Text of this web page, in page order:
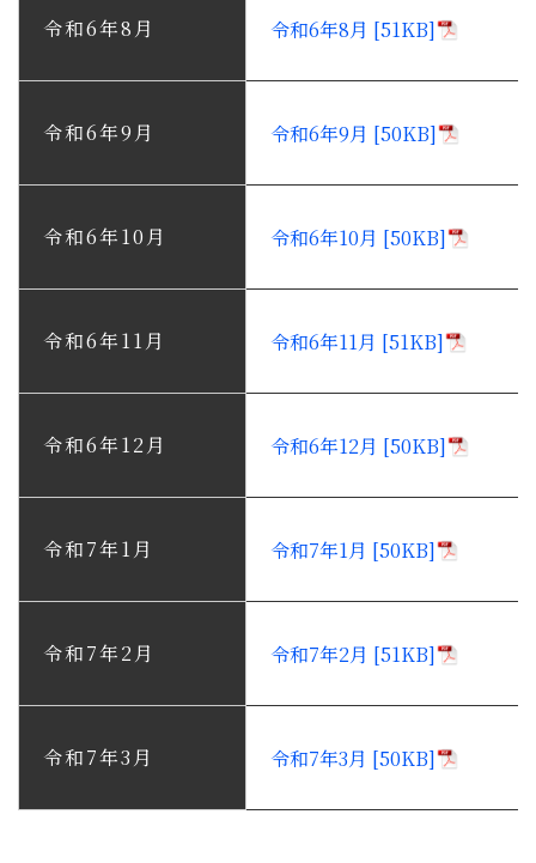
令和6年8月 令和6年8月 [51KB]
令和6年9月 令和6年9月 [50KB]
令和6年10月 令和6年10月 [50KB]
令和6年11月 令和6年11月 [51KB]
令和6年12月 令和6年12月 [50KB]
令和7年1月 令和7年1月 [50KB]
令和7年2月 令和7年2月 [51KB]
令和7年3月 令和7年3月 [50KB]